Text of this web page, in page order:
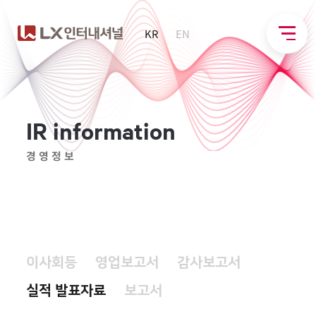
KR EN
IRinformation
경영정보
이사회등 영업보고서
감사보고서
실적 발표자료
보고서